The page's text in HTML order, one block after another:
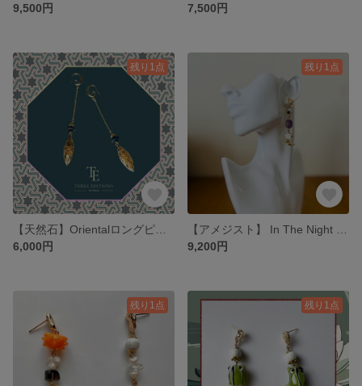
9,500円
7,500円
残り1点
6,000円
残り1点
9,200円
残り1点 残り1点